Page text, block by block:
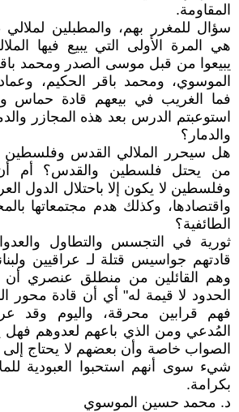
المقاومة.
سؤال للمغرر بهم، والمطبلين
هي المرة الأولى التي يبيع فيها
يبيعوا من قبل موسى الصدر ومحمد
الموسوي، ومحمد باقر الحكيم،
فما الغريب في بيعهم قادة حماس
استوعبتم الدرس بعد هذه المجازر
والدمار؟
هل سيحرر الملالي القدس وفلسطين
من يحتل فلسطين والقدس؟ أم
وفلسطين لا يكون إلا باحتلال الدول
واقتصادها، وكذلك هدم مجتمعاتها
الطائفية؟
ثورية في التجسس والتطاول
قادتهم جواسيس قتلة لـ عراقيين
وهم القائلين من منطلق عنصري
الحدود لا قيمة له" أي أن قادة محور
فهم قرابين محرقة، واليوم وقد
المُدعي ومن الذي باعهم لعدوهم فهل
الصواب خاصة وأن بعضهم لا يحتاج
شيء سوى أنهم استحبوا العبودية
بكرامة.
د. محمد حسين الموسوي